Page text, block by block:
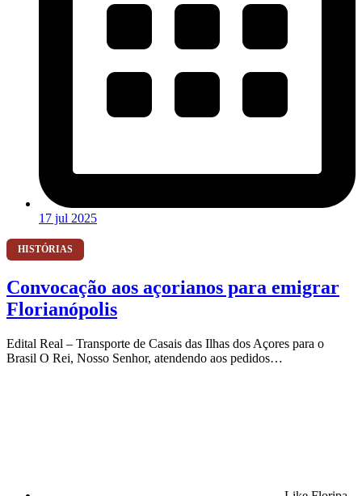
17 jul 2025
HISTÓRIAS
Convocação aos açorianos para emigrar
Florianópolis
Edital Real – Transporte de Casais das Ilhas dos Açores para o
Brasil O Rei, Nosso Senhor, atendendo aos pedidos…